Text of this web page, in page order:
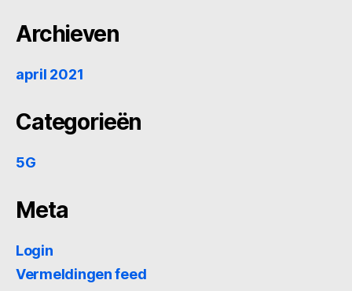
Archieven
april 2021
Categorieën
5G
Meta
Login
Vermeldingen feed